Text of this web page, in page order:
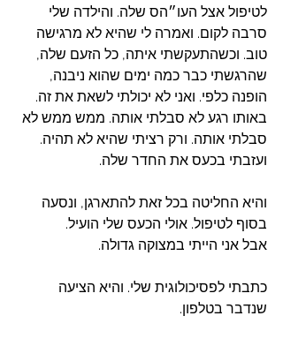
לטיפול אצל העו״הס שלה. והילדה שלי
סרבה לקום. ואמרה לי שהיא לא מרגישה
טוב. וכשהתעקשתי איתה, כל הזעם שלה,
שהרגשתי כבר כמה ימים שהוא ניבנה,
הופנה כלפי. ואני לא יכולתי לשאת את זה.
באותו רגע לא סבלתי אותה. ממש ממש לא
סבלתי אותה. ורק רציתי שהיא לא תהיה.
ועזבתי בכעס את החדר שלה.
והיא החליטה בכל זאת להתארגן, ונסעה
בסוף לטיפול. אולי הכעס שלי הועיל.
אבל אני הייתי במצוקה גדולה.
כתבתי לפסיכולוגית שלי. והיא הציעה
שנדבר בטלפון.